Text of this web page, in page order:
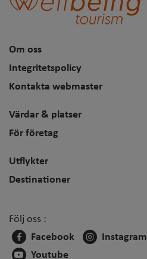
Om oss
Integritetspolicy
Kontakta webmaster
Värdar & platser
För företag
Utflykter
Destinationer
Följ oss :
Facebook
Instagram
Youtube